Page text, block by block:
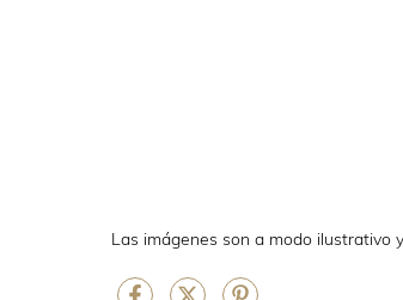
Las imágenes son a modo ilustrativo